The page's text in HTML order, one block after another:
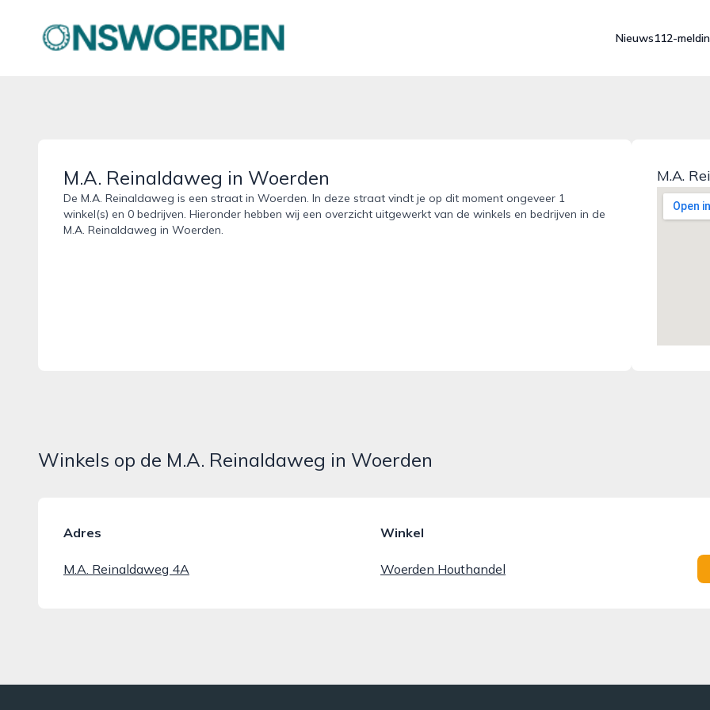
onswoerden.nl
Nieuws112-
M.A. Reinaldaweg in Woerden
De M.A. Reinaldaweg is een straat in Woerden. In deze straat vindt je op dit moment ongeveer 1
winkel(s) en 0 bedrijven. Hieronder hebben wij een overzicht uitgewerkt van de winkels en bedrijven in de
M.A. Reinaldaweg in Woerden.
M.A.
Winkels op de M.A. Reinaldaweg in Woerden
Adres Winkel
M.A. Reinaldaweg 4A Woerden Houthandel